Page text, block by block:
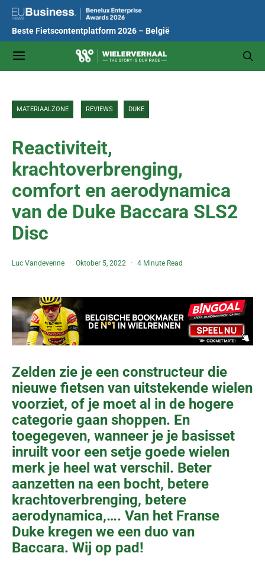
Beste Fietscontentplatform 2026 – België
MATERIAALZONE REVIEWS DUKE
Reactiviteit,
krachtoverbrenging,
comfort en aerodynamica
van de Duke Baccara SLS2
Disc
Luc Vandevenne Oktober 5, 2022 4 Minute Read
Zelden zie je een constructeur die
nieuwe fietsen van uitstekende wielen
voorziet, of je moet al in de hogere
categorie gaan shoppen. En
toegegeven, wanneer je je basisset
inruilt voor een setje goede wielen
merk je heel wat verschil. Beter
aanzetten na een bocht, betere
krachtoverbrenging, betere
aerodynamica,…. Van het Franse
Duke kregen we een duo van
Baccara. Wij op pad!